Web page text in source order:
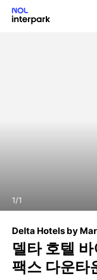
1/1
Delta Hotels by
델타 호텔
팩스 다운타